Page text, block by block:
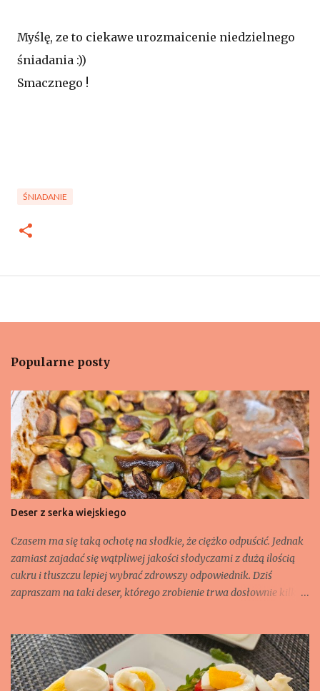
Myślę, ze to ciekawe urozmaicenie niedzielnego
śniadania :))
Smacznego !
ŚNIADANIE
Popularne posty
Deser z serka wiejskiego
Czasem ma się taką ochotę na słodkie, że ciężko odpuścić. Jednak
zamiast zajadać się wątpliwej jakości słodyczami z dużą ilością
cukru i tłuszczu lepiej wybrać zdrowszy odpowiednik. Dziś
zapraszam na taki deser, którego zrobienie trwa dosłownie kilka
łyżka gorzkiego kakao, - 2 łyżeczki masła orzechowego lub pasty
orzechowej np. słony migdał czy pistacjowej, - 50 g pistacji
łuskanych, niesolonych.